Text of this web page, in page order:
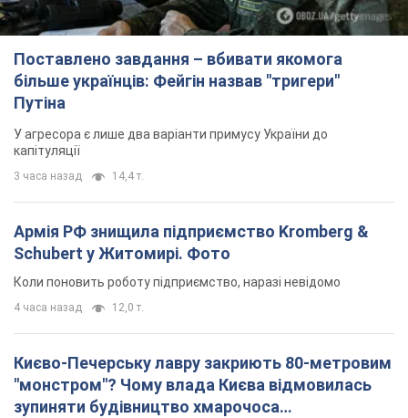
Поставлено завдання – вбивати якомога
більше українців: Фейгін назвав "тригери"
Путіна
У агресора є лише два варіанти примусу України до
капітуляції
3 часа назад 14,4 т.
Армія РФ знищила підприємство Kromberg &
Schubert у Житомирі. Фото
Коли поновить роботу підприємство, наразі невідомо
4 часа назад 12,0 т.
Києво-Печерську лавру закриють 80-метровим
"монстром"? Чому влада Києва відмовилась
зупиняти будівництво хмарочоса